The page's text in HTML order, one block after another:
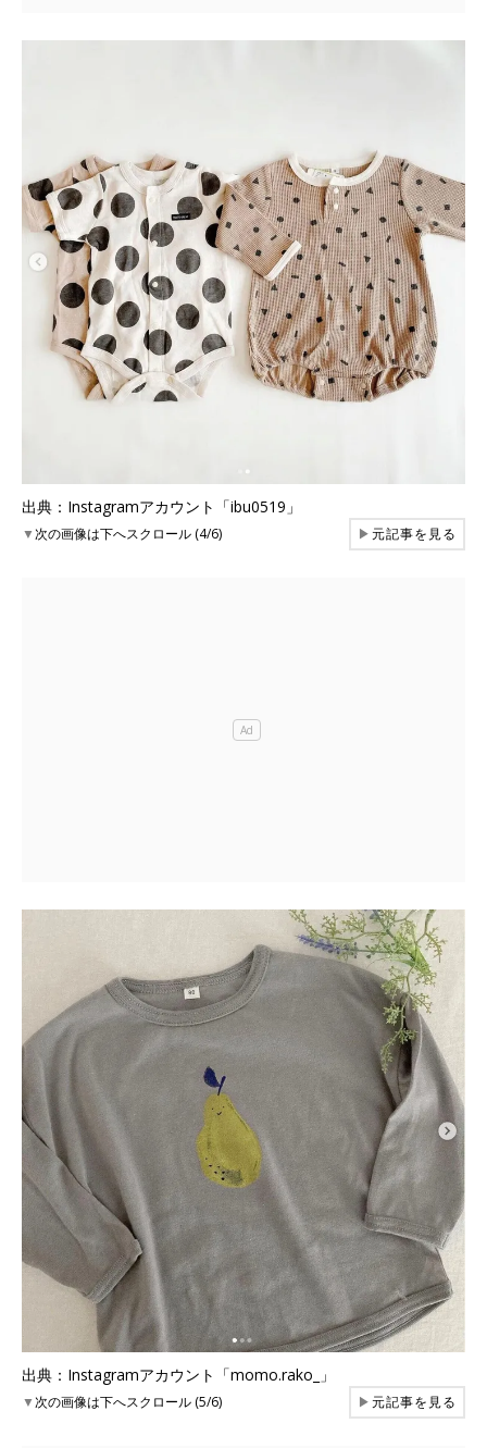
出典：Instagramアカウント「ibu0519」
▼次の画像は下へスクロール (4/6) ▶元記事を見る
出典：Instagramアカウント「momo.rako_」
▼次の画像は下へスクロール (5/6) ▶元記事を見る